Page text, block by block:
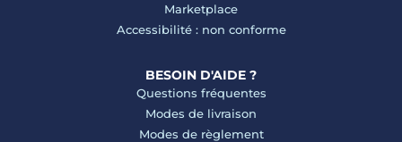
Marketplace
Accessibilité : non conforme
BESOIN D'AIDE ?
Questions fréquentes
Modes de livraison
Modes de règlement